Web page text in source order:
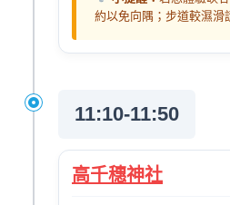
約以免向隅；步道較濕滑
11:10-11:50
高千穗神社